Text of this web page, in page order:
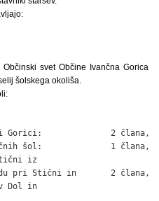
svet Občine Ivančna Gorica
šolskega okoliša.
Gorici:              2 člana,
šol:              1 člana,
iz
pri Stični in       2 člana,
Dol in